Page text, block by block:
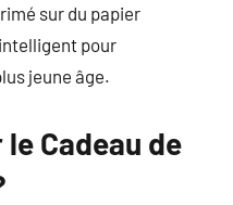
sur du papier
pour
jeune âge.
Cadeau de